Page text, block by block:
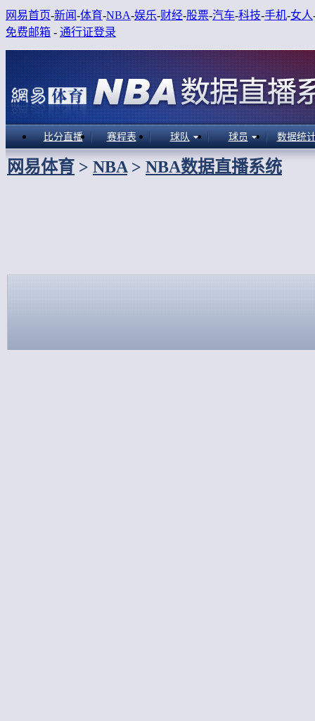
网易首页-新闻-体育-NBA-娱乐-财经-股票-汽车-科技-手机-女人
免费邮箱 - 通行证登录
比分直播 赛程表 球队 球员 数据统
网易体育 > NBA > NBA数据直播系统